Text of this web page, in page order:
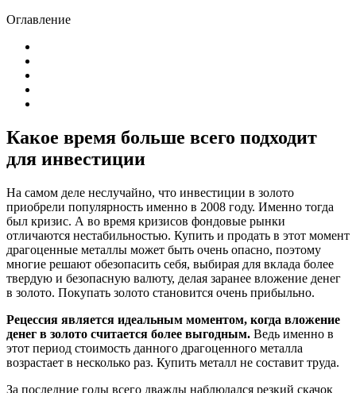
Оглавление
Какое время больше всего подходит
для инвестиции
На самом деле неслучайно, что инвестиции в золото
приобрели популярность именно в 2008 году. Именно тогда
был кризис. А во время кризисов фондовые рынки
отличаются нестабильностью. Купить и продать в этот момент
драгоценные металлы может быть очень опасно, поэтому
многие решают обезопасить себя, выбирая для вклада более
твердую и безопасную валюту, делая заранее вложение денег
в золото. Покупать золото становится очень прибыльно.
Рецессия является идеальным моментом, когда вложение
денег в золото считается более выгодным. Ведь именно в
этот период стоимость данного драгоценного металла
возрастает в несколько раз. Купить металл не составит труда.
За последние годы всего дважды наблюдался резкий скачок